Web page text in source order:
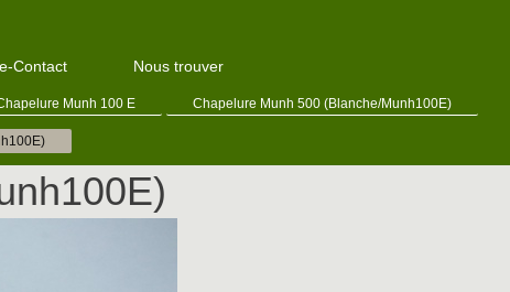
Contact Nous trouver
Munh 100 E Chapelure Munh 500 (Blanche/Munh100E)